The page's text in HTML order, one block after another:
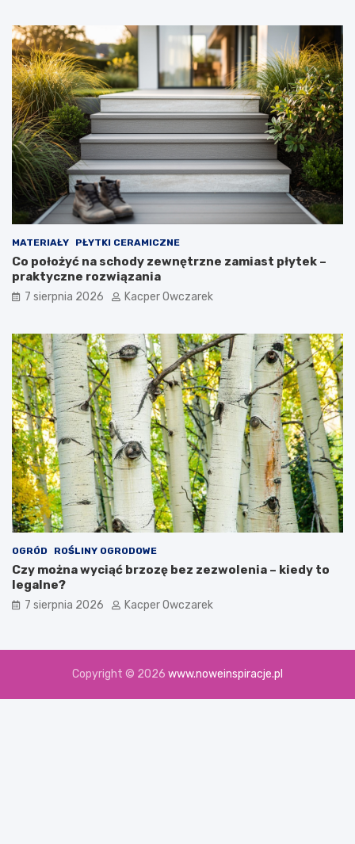
MATERIAŁY PŁYTKI CERAMICZNE
Co położyć na schody zewnętrzne zamiast płytek –
praktyczne rozwiązania
7 sierpnia 2026 Kacper Owczarek
OGRÓD ROŚLINY OGRODOWE
Czy można wyciąć brzozę bez zezwolenia – kiedy to
legalne?
7 sierpnia 2026 Kacper Owczarek
Copyright © 2026 www.noweinspiracje.pl